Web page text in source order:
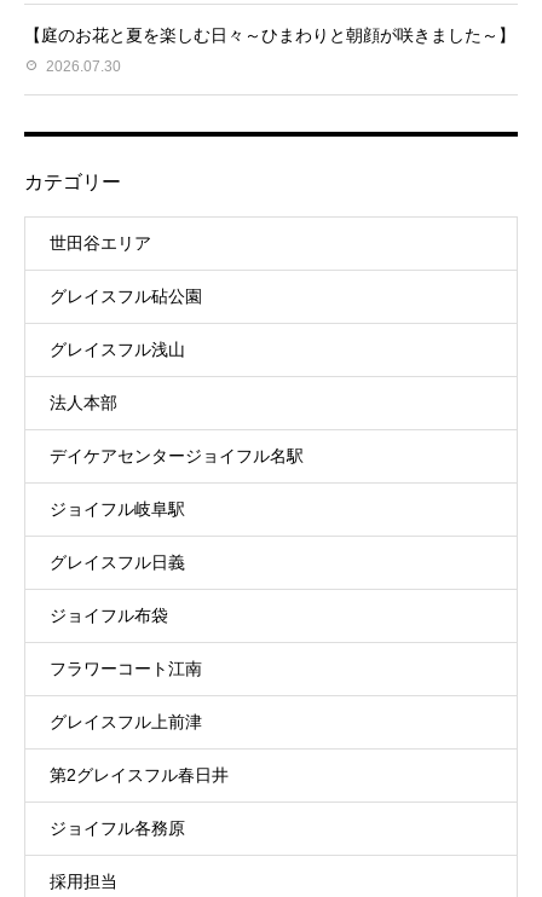
【庭のお花と夏を楽しむ日々～ひまわりと朝顔が咲きました～】
2026.07.30
カテゴリー
世田谷エリア
グレイスフル砧公園
グレイスフル浅山
法人本部
デイケアセンタージョイフル名駅
ジョイフル岐阜駅
グレイスフル日義
ジョイフル布袋
フラワーコート江南
グレイスフル上前津
第2グレイスフル春日井
ジョイフル各務原
採用担当